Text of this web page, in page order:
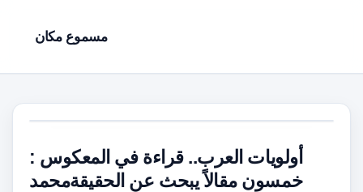
مسموع مكان
أولويات العرب.. قراءة في المعكوس :
خمسون مقالاً يبحث عن الحقيقةمحمد